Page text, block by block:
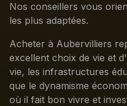
Nos conseillers vous
les plus adaptées.
Acheter à Aubervilliers
excellent choix de vie et
vie, les infrastructures
que le dynamisme
où il fait bon vivre et